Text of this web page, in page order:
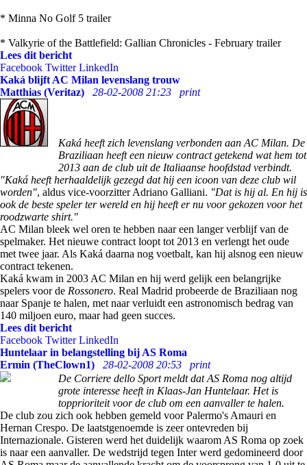
* Minna No Golf 5 trailer
* Valkyrie of the Battlefield: Gallian Chronicles - February trailer
Lees dit bericht
Facebook Twitter LinkedIn
Kaká blijft AC Milan levenslang trouw
Matthias (Veritaz)
28-02-2008 21:23 print
Kaká heeft zich levenslang verbonden aan AC Milan. De
Braziliaan heeft een nieuw contract getekend wat hem tot
2013 aan de club uit de Italiaanse hoofdstad verbindt.
"Kaká heeft herhaaldelijk gezegd dat hij een icoon van deze club wil
worden", aldus vice-voorzitter Adriano Galliani. "Dat is hij al. En hij is
ook de beste speler ter wereld en hij heeft er nu voor gekozen voor het
roodzwarte shirt."
AC Milan bleek wel oren te hebben naar een langer verblijf van de
spelmaker. Het nieuwe contract loopt tot 2013 en verlengt het oude
met twee jaar. Als Kaká daarna nog voetbalt, kan hij alsnog een nieuw
contract tekenen.
Kaká kwam in 2003 AC Milan en hij werd gelijk een belangrijke
spelers voor de Rossonero. Real Madrid probeerde de Braziliaan nog
naar Spanje te halen, met naar verluidt een astronomisch bedrag van
140 miljoen euro, maar had geen succes.
Lees dit bericht
Facebook Twitter LinkedIn
Huntelaar in belangstelling bij AS Roma
Ermin (TheClown1)
28-02-2008 20:53
print
De Corriere dello Sport meldt dat AS Roma nog altijd
grote interesse heeft in Klaas-Jan Huntelaar. Het is
topprioriteit voor de club om een aanvaller te halen.
De club zou zich ook hebben gemeld voor Palermo's Amauri en
Hernan Crespo. De laatstgenoemde is zeer ontevreden bij
Internazionale. Gisteren werd het duidelijk waarom AS Roma op zoek
is naar een aanvaller. De wedstrijd tegen Inter werd gedomineerd door